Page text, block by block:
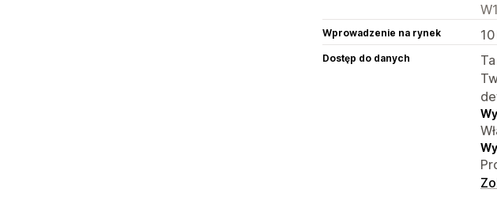
Wprowadzenie na rynek
Dostęp do danych